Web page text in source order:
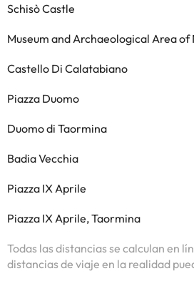
Schisò Castle
Museum and Archaeological Area of
Castello Di Calatabiano
Piazza Duomo
Duomo di Taormina
Badia Vecchia
Piazza IX Aprile
Piazza IX Aprile, Taormina
Todas las distancias se calculan en
distancias de viaje en la realidad